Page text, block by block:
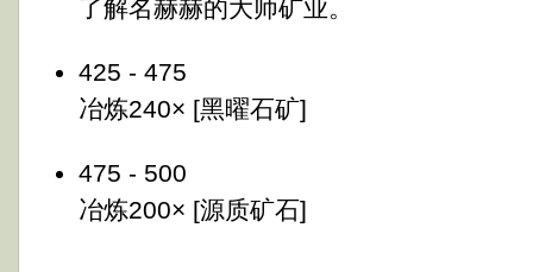
了解名赫赫的大师矿业。
425 - 475
冶炼240× [黑曜石矿]
475 - 500
冶炼200× [源质矿石]